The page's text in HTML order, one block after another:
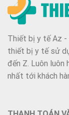
Thiết bị y tế Az -
thiết bị y tế sử
đến Z. Luôn
nhất tới khách